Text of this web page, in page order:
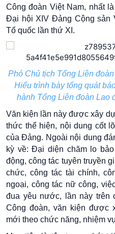
Công đoàn Việt Nam, nhất
Đại hội XIV Đảng Cộng sản
Tổ quốc lần thứ XI.
Phó Chủ tịch Tổng Liên
Hiểu trình bày tổng quát
hành Tổng Liên đoàn Lao
Văn kiện lần này được xây
thức thể hiện, nội dung cốt
của Đảng. Ngoài nội dung
kỳ về: Đại diện chăm lo
động, công tác tuyên truyền
chức, công tác tài chính,
ngoại, công tác nữ công,
đua yêu nước, lần này
Công đoàn, văn kiện được
mới theo chức năng, nhiệm